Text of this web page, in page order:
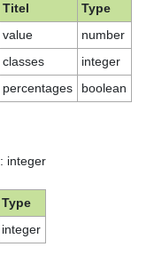
Titel
Type
value
number
classes
integer
percentages boolean
integer
Type
integer